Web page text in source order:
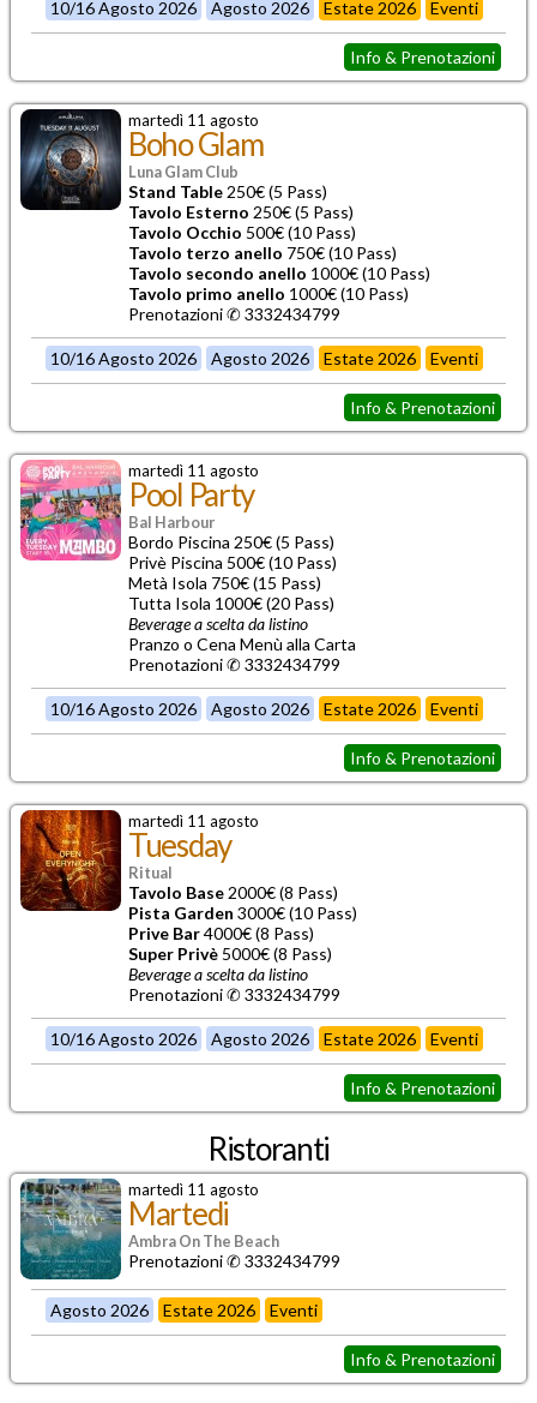
10/16 Agosto 2026 Agosto 2026 Estate 2026 Eventi
Info & Prenotazioni
martedì 11 agosto
Boho Glam
Luna Glam Club
Stand Table 250€ (5 Pass)
Tavolo Esterno 250€ (5 Pass)
Tavolo Occhio 500€ (10 Pass)
Tavolo terzo anello 750€ (10 Pass)
Tavolo secondo anello 1000€ (10 Pass)
Tavolo primo anello 1000€ (10 Pass)
Prenotazioni ✆ 3332434799
10/16 Agosto 2026 Agosto 2026 Estate 2026 Eventi
Info & Prenotazioni
martedì 11 agosto
Pool Party
Bal Harbour
Bordo Piscina 250€ (5 Pass)
Privè Piscina 500€ (10 Pass)
Metà Isola 750€ (15 Pass)
Tutta Isola 1000€ (20 Pass)
Beverage a scelta da listino
Pranzo o Cena Menù alla Carta
Prenotazioni ✆ 3332434799
10/16 Agosto 2026 Agosto 2026 Estate 2026 Eventi
Info & Prenotazioni
martedì 11 agosto
Tuesday
Ritual
Tavolo Base 2000€ (8 Pass)
Pista Garden 3000€ (10 Pass)
Prive Bar4000€ (8 Pass)
Super Privè 5000€ (8 Pass)
Beverage a scelta da listino
Prenotazioni ✆ 3332434799
10/16 Agosto 2026 Agosto 2026 Estate 2026 Eventi
Info & Prenotazioni
Ristoranti
martedì 11 agosto
Martedi
Ambra On The Beach
Prenotazioni ✆ 3332434799
Agosto 2026 Estate 2026 Eventi
Info & Prenotazioni